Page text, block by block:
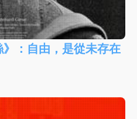
：自由，是從未存在